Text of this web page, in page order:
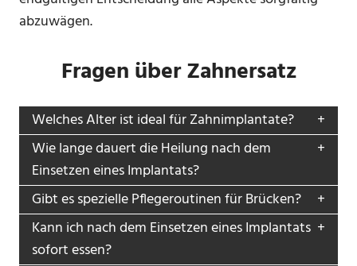
abzuwägen.
Fragen über Zahnersatz
Welches Alter ist ideal für Zahnimplantate?
Wie lange dauert die Heilung nach dem
Einsetzen eines Implantats?
Gibt es spezielle Pflegeroutinen für Brücken?
Kann ich nach dem Einsetzen eines Implantats
sofort essen?